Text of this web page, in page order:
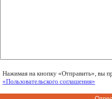
Нажимая на кнопку «Отправить», вы
«Пользовательского соглашения»